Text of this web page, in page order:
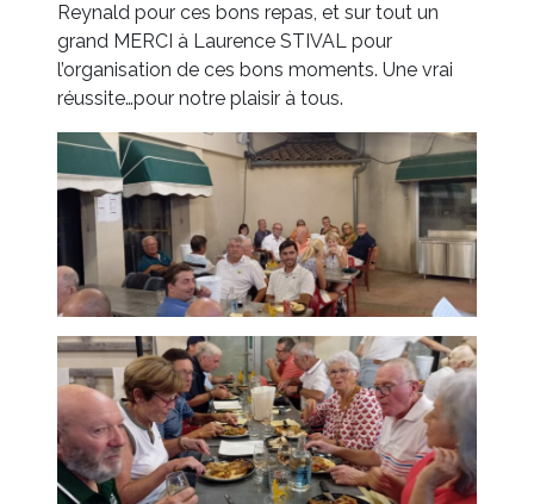
Reynald pour ces bons repas, et sur tout un
grand MERCI à Laurence STIVAL pour
l’organisation de ces bons moments. Une vrai
réussite…pour notre plaisir à tous.